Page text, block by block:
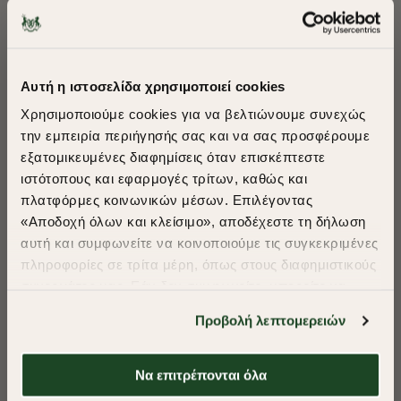
Αυτή η ιστοσελίδα χρησιμοποιεί cookies
Χρησιμοποιούμε cookies για να βελτιώνουμε συνεχώς
την εμπειρία περιήγησής σας και να σας προσφέρουμε
εξατομικευμένες διαφημίσεις όταν επισκέπτεστε
ιστότοπους και εφαρμογές τρίτων, καθώς και
πλατφόρμες κοινωνικών μέσων. Επιλέγοντας
«Αποδοχή όλων και κλείσιμο», αποδέχεστε τη δήλωση
αυτή και συμφωνείτε να κοινοποιούμε τις συγκεκριμένες
πληροφορίες σε τρίτα μέρη, όπως στους διαφημιστικούς
απαιτούμενα cookies» και θα περιοριστούμε
στα cookies και τις τεχνολογίες που είναι απολύτως
απαραίτητα για την ασφαλή απόδοση και
λειτουργικότητα της ιστοσελίδας μας. Ωστόσο, λάβετε
Προβολή λεπτομερειών
Να επιτρέπονται όλα
ΠΡΟΤΕΙΝΟΥΜΕ ΓΙΑ ΕΣΑΣ
​
A Season of Style
SUMMER SALE